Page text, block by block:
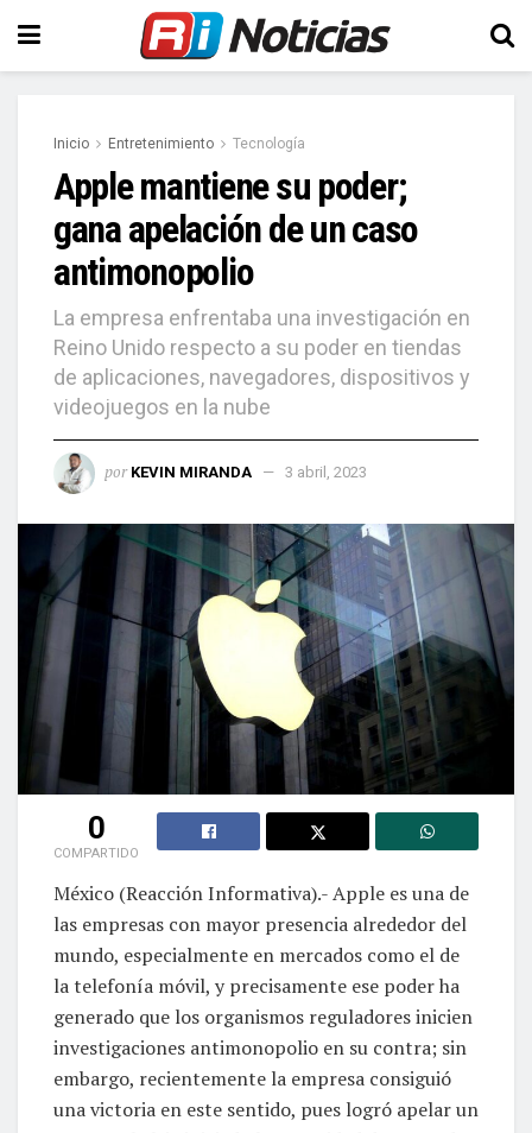
Inicio Entretenimiento Tecnología
Apple mantiene su poder;
gana apelación de un caso
antimonopolio
La empresa enfrentaba una investigación en
Reino Unido respecto a su poder en tiendas
de aplicaciones, navegadores, dispositivos y
videojuegos en la nube
por KEVIN MIRANDA 3 abril, 2023
0
COMPARTIDO
México (Reacción Informativa).- Apple es una de
las empresas con mayor presencia alrededor del
mundo, especialmente en mercados como el de
la telefonía móvil, y precisamente ese poder ha
generado que los organismos reguladores inicien
investigaciones antimonopolio en su contra; sin
embargo, recientemente la empresa consiguió
una victoria en este sentido, pues logró apelar un